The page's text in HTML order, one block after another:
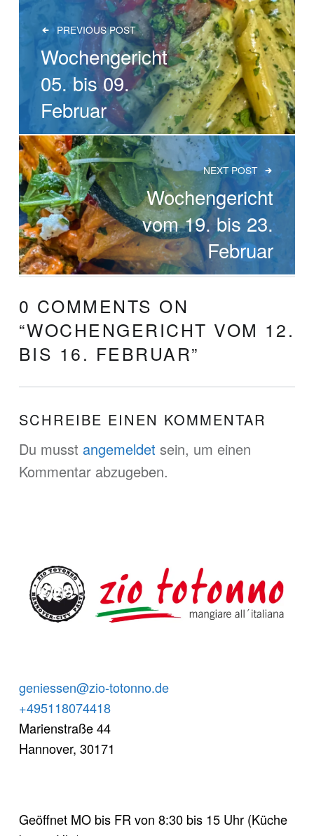
PREVIOUS POST
Wochengericht
05. bis 09.
Februar
NEXT POST
Wochengericht
vom 19. bis 23.
Februar
0 COMMENTS ON
“WOCHENGERICHT VOM 12.
BIS 16. FEBRUAR”
SCHREIBE EINEN KOMMENTAR
Du musst angemeldet sein, um einen
Kommentar abzugeben.
FOOTER SIDEBAR
geniessen@zio-totonno.de
+495118074418
Marienstraße 44
Hannover,30171
Geöffnet MO bis FR von 8:30 bis 15 Uhr (Küche